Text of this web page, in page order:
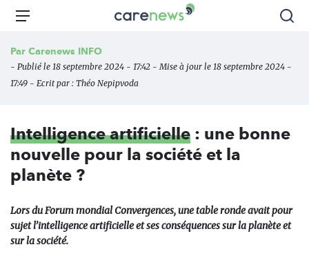
Aller
principal
Carenews,
des
acteurs
Menu
Par Carenews INFO
- Publié le 18 septembre 2024 - 17:42 - Mise à jour le 18 septembre 2024 -
17:49 - Ecrit par : Théo Nepipvoda
Intelligence artificielle : une bonne
nouvelle pour la société et la
planète ?
Lors du Forum mondial Convergences, une table ronde avait pour
sujet l’intelligence artificielle et ses conséquences sur la planète et
sur la société.